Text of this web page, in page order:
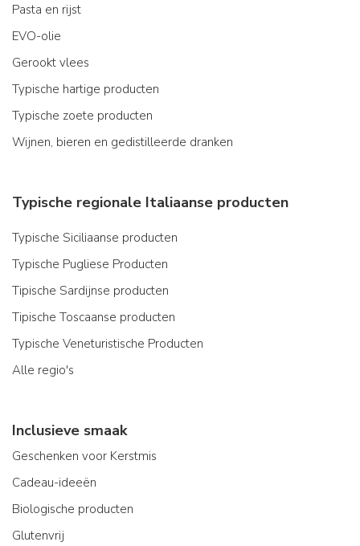
Pasta en rijst
EVO-olie
Gerookt vlees
Typische hartige producten
Typische zoete producten
Wijnen, bieren en gedistilleerde dranken
Typische regionale Italiaanse producten
Typische Siciliaanse producten
Typische Pugliese Producten
Tipische Sardijnse producten
Tipische Toscaanse producten
Typische Veneturistische Producten
Alle regio's
Inclusieve smaak
Geschenken voor Kerstmis
Cadeau-ideeën
Biologische producten
Glutenvrij